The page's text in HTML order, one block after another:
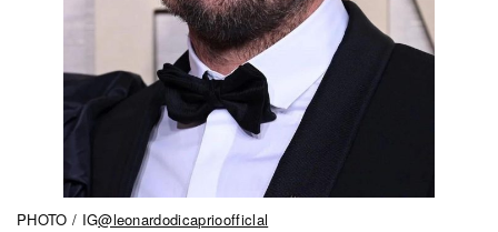
PHOTO / IG@leonardodicaprioofficlal